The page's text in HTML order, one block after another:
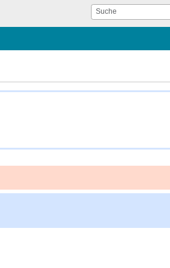
Suche